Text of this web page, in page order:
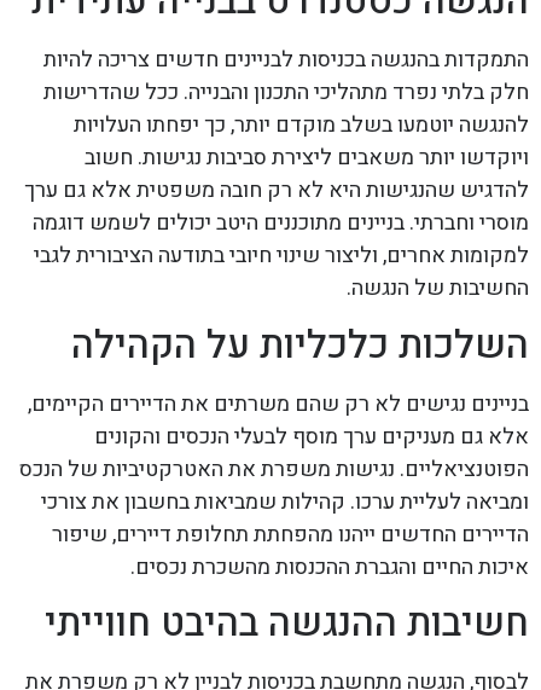
התמקדות בהנגשה בכניסות לבניינים חדשים צריכה להיות
חלק בלתי נפרד מתהליכי התכנון והבנייה. ככל שהדרישות
להנגשה יוטמעו בשלב מוקדם יותר, כך יפחתו העלויות
ויוקדשו יותר משאבים ליצירת סביבות נגישות. חשוב
להדגיש שהנגישות היא לא רק חובה משפטית אלא גם ערך
מוסרי וחברתי. בניינים מתוכננים היטב יכולים לשמש דוגמה
למקומות אחרים, וליצור שינוי חיובי בתודעה הציבורית לגבי
החשיבות של הנגשה.
השלכות כלכליות על הקהילה
בניינים נגישים לא רק שהם משרתים את הדיירים הקיימים,
אלא גם מעניקים ערך מוסף לבעלי הנכסים והקונים
הפוטנציאליים. נגישות משפרת את האטרקטיביות של הנכס
ומביאה לעליית ערכו. קהילות שמביאות בחשבון את צורכי
הדיירים החדשים ייהנו מהפחתת תחלופת דיירים, שיפור
איכות החיים והגברת ההכנסות מהשכרת נכסים.
חשיבות ההנגשה בהיבט חווייתי
לבסוף, הנגשה מתחשבת בכניסות לבניין לא רק משפרת את